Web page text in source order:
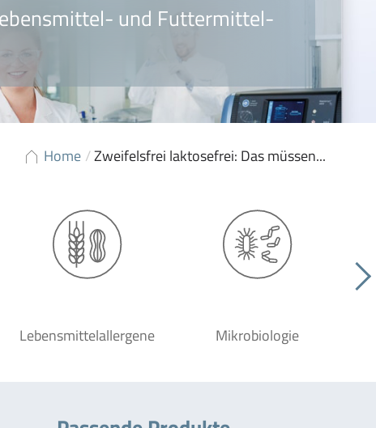
und Futtermittel-
Home /Zweifelsfrei laktosefrei: Das müssen...
Lebensmittelallergene Mikrobiologie